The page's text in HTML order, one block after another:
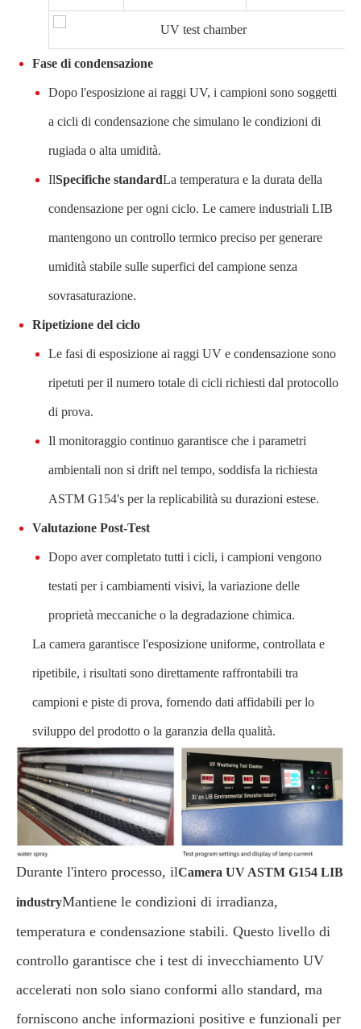
Fase di condensazione
Dopo l'esposizione ai raggi UV, i campioni sono soggetti
a cicli di condensazione che simulano le condizioni di
rugiada o alta umidità.
IlSpecifiche standardLa temperatura e la durata della
condensazione per ogni ciclo. Le camere industriali LIB
mantengono un controllo termico preciso per generare
umidità stabile sulle superfici del campione senza
sovrasaturazione.
Ripetizione del ciclo
Le fasi di esposizione ai raggi UV e condensazione sono
ripetuti per il numero totale di cicli richiesti dal protocollo
di prova.
Il monitoraggio continuo garantisce che i parametri
ambientali non si drift nel tempo, soddisfa la richiesta
ASTM G154's per la replicabilità su durazioni estese.
Valutazione Post-Test
Dopo aver completato tutti i cicli, i campioni vengono
testati per i cambiamenti visivi, la variazione delle
proprietà meccaniche o la degradazione chimica.
La camera garantisce l'esposizione uniforme, controllata e
ripetibile, i risultati sono direttamente raffrontabili tra
campioni e piste di prova, fornendo dati affidabili per lo
sviluppo del prodotto o la garanzia della qualità.
Durante l'intero processo, ilCamera UV ASTM G154 LIB
industryMantiene le condizioni di irradianza,
temperatura e condensazione stabili. Questo livello di
controllo garantisce che i test di invecchiamento UV
accelerati non solo siano conformi allo standard, ma
forniscono anche informazioni positive e funzionali per